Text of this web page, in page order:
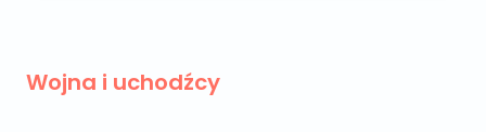
Wojna i uchodźcy